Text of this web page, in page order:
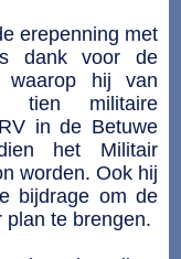
erepenning met
dank voor de
waarop hij van
tien militaire
in de Betuwe
het Militair
worden. Ook hij
bijdrage om de
plan te brengen.